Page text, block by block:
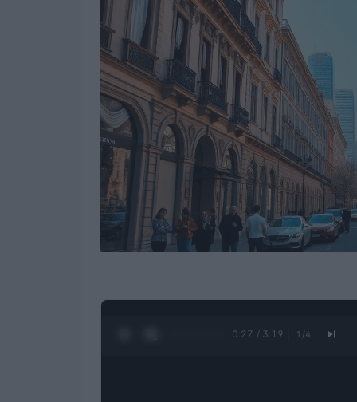
0:28 / 3:19 1 /4